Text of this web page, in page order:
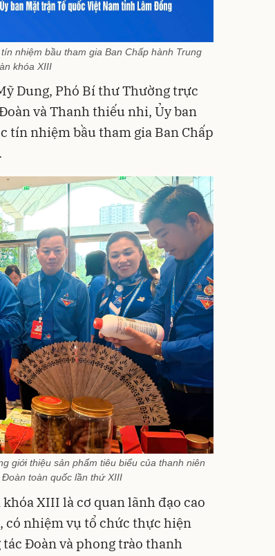
nhiệm bầu tham gia Ban Chấp hành Trung
khóa XIII
Dung, Phó Bí thư Thường trực
và Thanh thiếu nhi, Ủy ban
tín nhiệm bầu tham gia Ban Chấp
giới thiệu sản phẩm tiêu biểu của thanh niên
toàn quốc lần thứ XIII
XIII là cơ quan lãnh đạo cao
có nhiệm vụ tổ chức thực hiện
Đoàn và phong trào thanh